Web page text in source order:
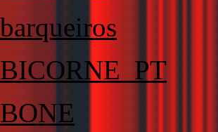
barqueiros
BICORNE_PT
BONE